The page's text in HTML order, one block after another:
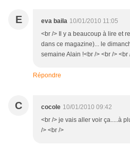
E eva baila 10/01/2010 11:05
<br /> Il y a beaucoup à lire et
dans ce magazine)... le
semaine Alain !<br /> <br /> <br
Répondre
C cocole 10/01/2010 09:42
<br /> je vais aller voir ça.....à
/> <br />